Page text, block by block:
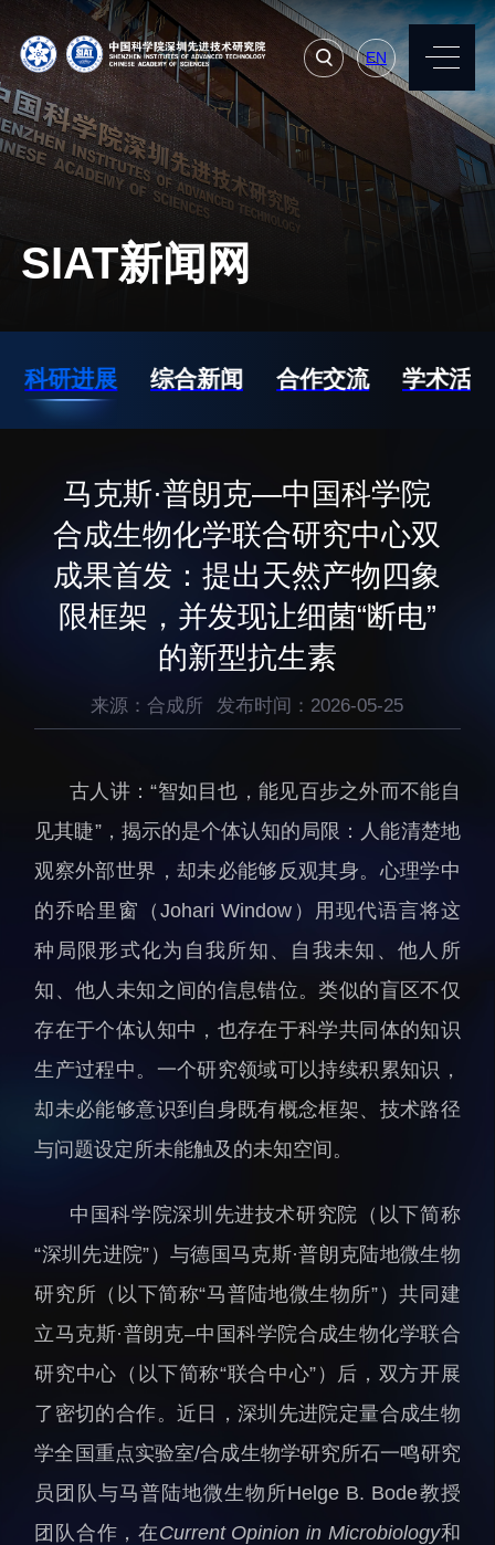
EN
常用系统 人才招聘 联系我们
机构简介
院长寄语
现任领导
统计数据
研究机构
研究队伍
通知公告
先进集成技术研究所
生物医学与健康工程研
生物医药与技术研究所
脑认知与脑疾病研究所
合成生物学研究所
材料人工智能研究所
碳中和技术研究所
科学仪器所（筹）
先进电子材料研究所
人才概况
人才介绍
人才招聘
人才动态
综合处
科研管理处
创新融合处
人力资源处
监督审计处
支撑平台处
产业发展中心
科研进展
科研诚信与伦理委员会
实验动物管理
要闻播报
科研进展
综合新闻
SIAT新闻网
科研进展 综合新闻 合作交流 学术活动
马克斯·普朗克—中国科学院
合成生物化学联合研究中心双
成果首发：提出天然产物四象
限框架，并发现让细菌“断电”
的新型抗生素
来源：合成所 发布时间：2026-05-25
古人讲：“智如目也，能见百步之外而不能自
见其睫”，揭示的是个体认知的局限：人能清楚地
观察外部世界，却未必能够反观其身。心理学中
的乔哈里窗（Johari Window）用现代语言将这
种局限形式化为自我所知、自我未知、他人所
知、他人未知之间的信息错位。类似的盲区不仅
存在于个体认知中，也存在于科学共同体的知识
生产过程中。一个研究领域可以持续积累知识，
却未必能够意识到自身既有概念框架、技术路径
与问题设定所未能触及的未知空间。
中国科学院深圳先进技术研究院（以下简称
“深圳先进院”）与德国马克斯·普朗克陆地微生物
研究所（以下简称“马普陆地微生物所”）共同建
立马克斯·普朗克–中国科学院合成生物化学联合
研究中心（以下简称“联合中心”）后，双方开展
了密切的合作。近日，深圳先进院定量合成生物
学全国重点实验室/合成生物学研究所石一鸣研究
员团队与马普陆地微生物所Helge B. Bode教授
团队合作，在Current Opinion in Microbiology和